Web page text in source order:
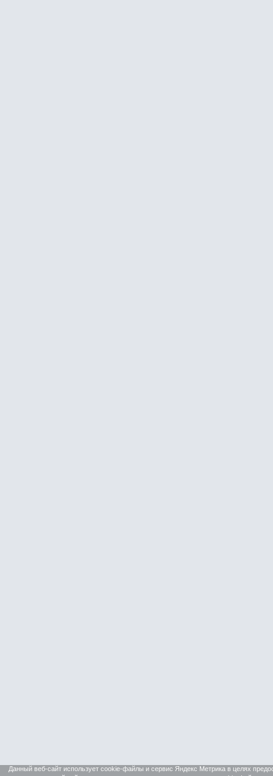
Данный веб-сайт использует cookie-файлы и сервис Яндекс Метрика в целях